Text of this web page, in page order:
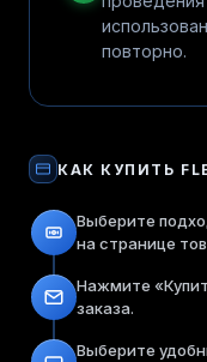
повторно.
КАК КУПИТЬ
Выберите
на странице
Нажмите
заказа.
Выберите